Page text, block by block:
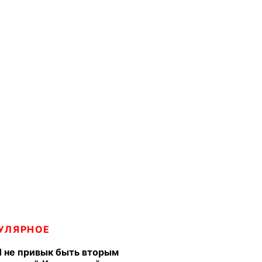
не привык быть вторым